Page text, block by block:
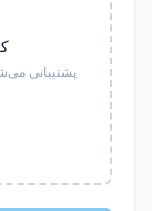
پشتیبانی